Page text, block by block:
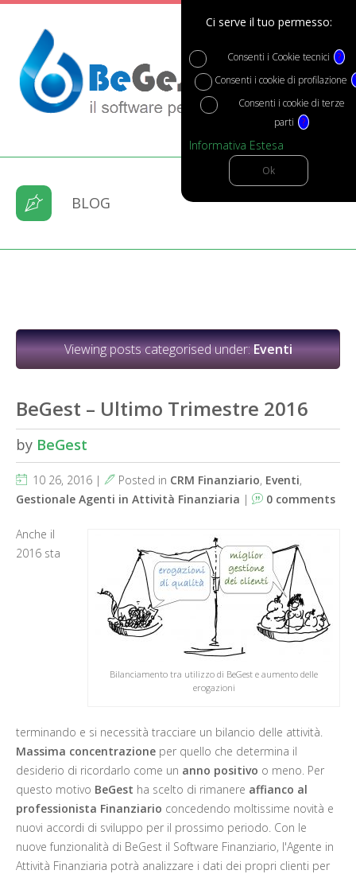
BLOG
Viewing posts categorised under:Eventi
BeGest – Ultimo Trimestre 2016
by BeGest
10 26, 2016 | Posted in CRM Finanziario, Eventi,
Gestionale Agenti in Attività Finanziaria | 0 comments
Bilanciamento tra utilizzo di BeGest e aumento delle
erogazioni
Anche il
2016 sta
terminando e si necessità tracciare un bilancio delle attività.
Massima concentrazione per quello che determina il
desiderio di ricordarlo come un anno positivo o meno. Per
questo motivo BeGest ha scelto di rimanere affianco al
professionista Finanziario concedendo moltissime novità e
nuovi accordi di sviluppo per il prossimo periodo. Con le
nuove funzionalità di BeGest il Software Finanziario, l'Agente in
Attività Finanziaria potrà analizzare i dati dei propri clienti per
Ci serve il tuo permesso:
Consenti i Cookie tecnici
?
Consenti i cookie di profilazione
Consenti i cookie di terze
parti
?
Informativa Estesa